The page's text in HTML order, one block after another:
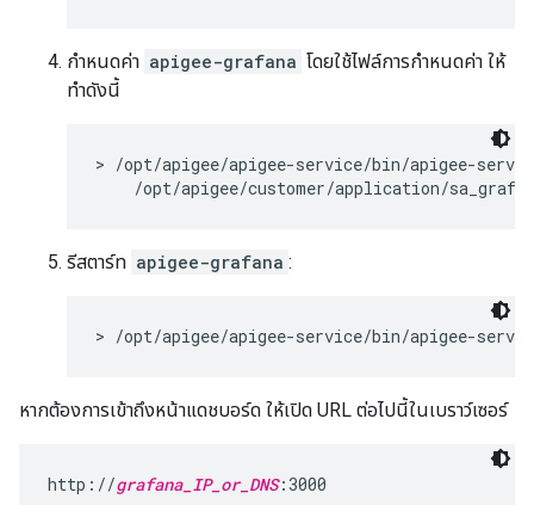
กำหนดค่า apigee-grafana โดยใช้ไฟล์การกำหนดค่า ให้
ทำดังนี้
> /opt/apigee/apigee-service/bin/apigee-
/opt/apigee/customer/application/
รีสตาร์ท apigee-grafana :
> /opt/apigee/apigee-service/bin/apigee-
หากต้องการเข้าถึงหน้าแดชบอร์ด ให้เปิด URL ต่อไปนี้ในเบราว์เซอร์
http://grafana_IP_or_DNS:3000